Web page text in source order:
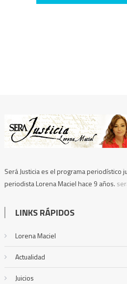
Será Justicia es el programa periodístico
periodista Lorena Maciel hace 9 años.
LINKS RÁPIDOS
Lorena Maciel
Actualidad
Juicios